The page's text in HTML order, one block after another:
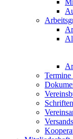
Termine